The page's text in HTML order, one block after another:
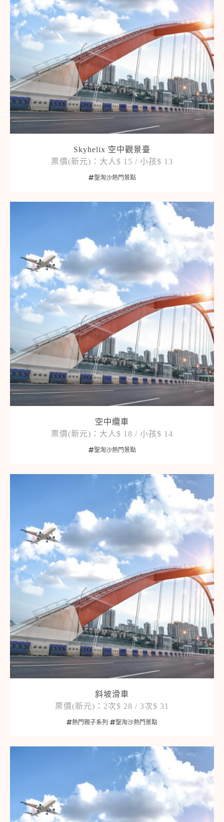
Skyhelix 空中觀景臺
票價(新元)：大人$ 15 / 小孩$ 13
聖淘沙熱門景點
空中纜車
票價(新元)：大人$ 18 / 小孩$ 14
聖淘沙熱門景點
斜坡滑車
票價(新元)：2次$ 28 / 3次$ 31
熱門親子系列 聖淘沙熱門景點